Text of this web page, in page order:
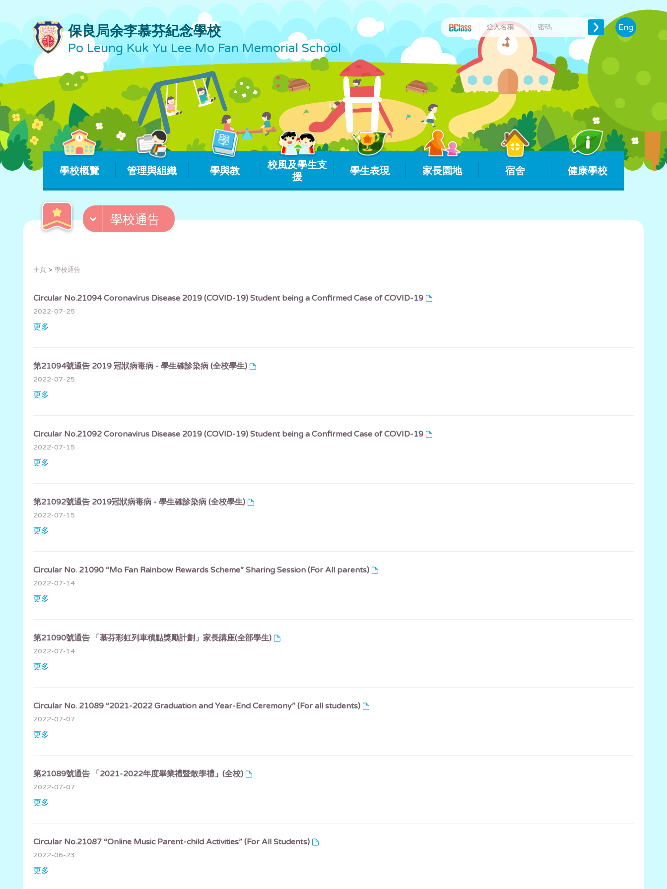
保良局余李慕芬紀念學校
Po Leung Kuk Yu Lee Mo Fan Memorial School
Eng
學校概覽 管理與組織 學與教
校風及學生支
援
學生表現 家長園地 宿舍 健康學校
學校通告
主頁 學校通告
Circular No.21094 Coronavirus Disease 2019 (COVID-19) Student being a Confirmed Case of COVID-19
2022-07-25
更多
第21094號通告 2019 冠狀病毒病 - 學生確診染病 (全校學生)
2022-07-25
更多
Circular No.21092 Coronavirus Disease 2019 (COVID-19) Student being a Confirmed Case of COVID-19
2022-07-15
更多
第21092號通告 2019冠狀病毒病 - 學生確診染病 (全校學生)
2022-07-15
更多
Circular No. 21090 “Mo Fan Rainbow Rewards Scheme” Sharing Session (For All parents)
2022-07-14
更多
第21090號通告 「慕芬彩虹列車積點獎勵計劃」家長講座(全部學生)
2022-07-14
更多
Circular No. 21089 “2021-2022 Graduation and Year-End Ceremony” (For all students)
2022-07-07
更多
第21089號通告 「2021-2022年度畢業禮暨散學禮」(全校)
2022-07-07
更多
Circular No.21087 “Online Music Parent-child Activities” (For All Students)
2022-06-23
更多